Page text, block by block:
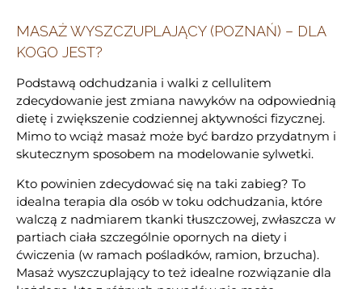
MASAŻ WYSZCZUPLAJĄCY (POZNAŃ) – DLA
KOGO JEST?
Podstawą odchudzania i walki z cellulitem
zdecydowanie jest zmiana nawyków na odpowiednią
dietę i zwiększenie codziennej aktywności fizycznej.
Mimo to wciąż masaż może być bardzo przydatnym i
skutecznym sposobem na modelowanie sylwetki.
Kto powinien zdecydować się na taki zabieg? To
idealna terapia dla osób w toku odchudzania, które
walczą z nadmiarem tkanki tłuszczowej, zwłaszcza w
partiach ciała szczególnie opornych na diety i
ćwiczenia (w ramach pośladków, ramion, brzucha).
Masaż wyszczuplający to też idealne rozwiązanie dla